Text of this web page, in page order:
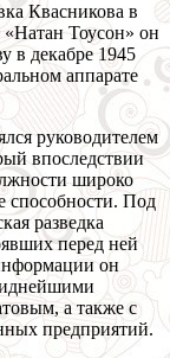
Квасникова в
Тоусон» он
в декабре 1945
аппарате
руководителем
впоследствии
широко
способности. Под
разведка
перед ней
он
а также с
предприятий.